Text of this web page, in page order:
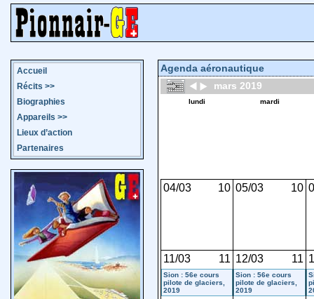
Accueil
Récits >>
Biographies
Appareils >>
Lieux d’action
Partenaires
Agenda aéronautique
mars 2019
lundi mardi
04/03 10 05/03 10
11/03 11
Sion : 56e cours
pilote de glaciers,
2019
12/03 11
Sion : 56e cours
pilote de glaciers,
2019